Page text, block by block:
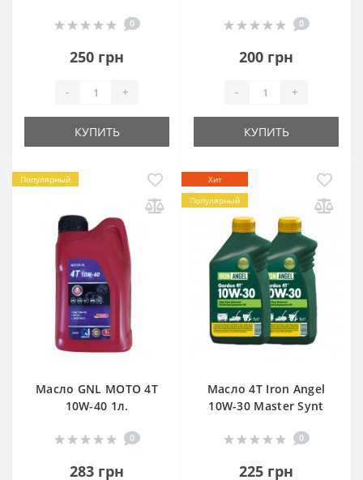
0
250 грн
- +
КУПИТЬ
0
200 грн
- +
КУПИТЬ
Популярный
Масло GNL МОТО 4T
10W-40 1л.
0
283 грн
Хит
Популярный
Масло 4T Iron Angel
10W-30 Master Synt
0
225 грн